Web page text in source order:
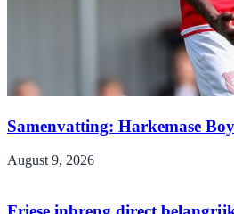
Samenvatting: Harkemase
August 9, 2026